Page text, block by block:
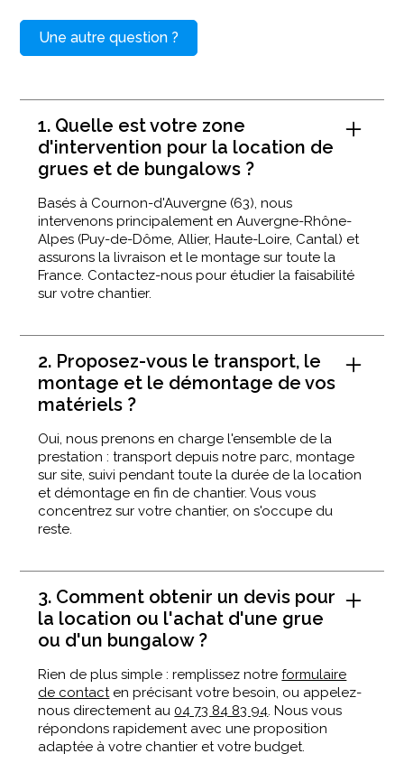
Une autre question ?
1. Quelle est votre zone
d'intervention pour la location de
grues et de bungalows ?
Basés à Cournon-d'Auvergne (63), nous
intervenons principalement en Auvergne-Rhône-
Alpes (Puy-de-Dôme, Allier, Haute-Loire, Cantal) et
assurons la livraison et le montage sur toute la
France. Contactez-nous pour étudier la faisabilité
sur votre chantier.
2. Proposez-vous le transport, le
montage et le démontage de vos
matériels ?
Oui, nous prenons en charge l'ensemble de la
prestation : transport depuis notre parc, montage
sur site, suivi pendant toute la durée de la location
et démontage en fin de chantier. Vous vous
concentrez sur votre chantier, on s'occupe du
reste.
3. Comment obtenir un devis pour
la location ou l'achat d'une grue
ou d'un bungalow ?
Rien de plus simple : remplissez notreformulaire
de contact en précisant votre besoin, ou appelez-
nous directement au 04 73 84 83 94 . Nous vous
répondons rapidement avec une proposition
adaptée à votre chantier et votre budget.